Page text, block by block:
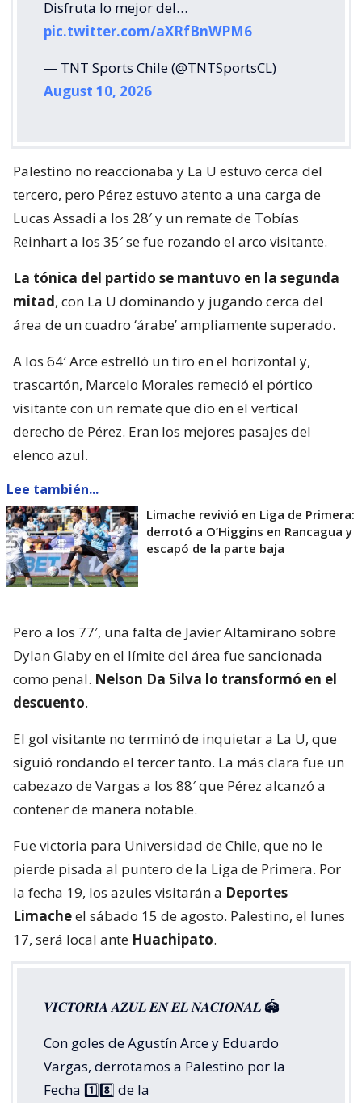
Disfruta lo mejor del…
pic.twitter.com/aXRfBnWPM6
— TNT Sports Chile (@TNTSportsCL)
August 10, 2026
Palestino no reaccionaba y La U estuvo cerca del
tercero, pero Pérez estuvo atento a una carga de
Lucas Assadi a los 28′ y un remate de Tobías
Reinhart a los 35′ se fue rozando el arco visitante.
La tónica del partido se mantuvo en la segunda
mitad, con La U dominando y jugando cerca del
área de un cuadro ‘árabe’ ampliamente superado.
A los 64′ Arce estrelló un tiro en el horizontal y,
trascartón, Marcelo Morales remeció el pórtico
visitante con un remate que dio en el vertical
derecho de Pérez. Eran los mejores pasajes del
elenco azul.
Lee también...
Limache revivió en Liga de Primera:
derrotó a O’Higgins en Rancagua y
escapó de la parte baja
Pero a los 77′, una falta de Javier Altamirano sobre
Dylan Glaby en el límite del área fue sancionada
como penal. Nelson Da Silva lo transformó en el
descuento.
El gol visitante no terminó de inquietar a La U, que
siguió rondando el tercer tanto. La más clara fue un
cabezazo de Vargas a los 88′ que Pérez alcanzó a
contener de manera notable.
Fue victoria para Universidad de Chile, que no le
pierde pisada al puntero de la Liga de Primera. Por
la fecha 19, los azules visitarán a Deportes
Limacheel sábado 15 de agosto. Palestino, el lunes
17, será local ante Huachipato.
𝑽𝑰𝑪𝑻𝑶𝑹𝑰𝑨 𝑨𝒁𝑼𝑳 𝑬𝑵 𝑬𝑳 𝑵𝑨𝑪𝑰𝑶𝑵𝑨𝑳 🏟️
Con goles de Agustín Arce y Eduardo
Vargas, derrotamos a Palestino por la
Fecha 1️⃣8️⃣ de la